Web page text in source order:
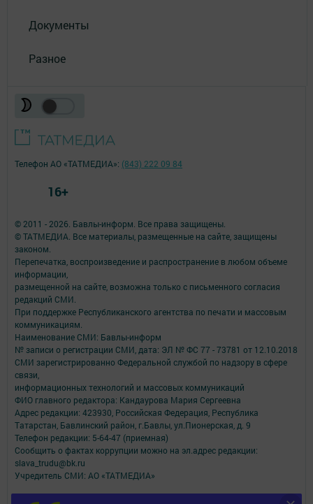
Документы
Разное
© 2011 - 2026. Бавлы-информ. Все права защищены.
© ТАТМЕДИА. Все материалы, размещенные на сайте, защищены
законом.
Перепечатка, воспроизведение и распространение в любом объеме
информации,
размещенной на сайте, возможна только с письменного согласия
редакций СМИ.
При поддержке Республиканского агентства по печати и массовым
коммуникациям.
Наименование СМИ: Бавлы-информ
№ записи о регистрации СМИ, дата: ЭЛ № ФС 77 - 73781 от 12.10.2018
СМИ зарегистрированно Федеральной службой по надзору в сфере
связи,
информационных технологий и массовых коммуникаций
ФИО главного редактора: Кандаурова Мария Сергеевна
Адрес редакции: 423930, Российская Федерация, Республика
Татарстан, Бавлинский район, г.Бавлы, ул.Пионерская, д. 9
Телефон редакции: 5-64-47 (приемная)
Сообщить о фактах коррупции можно на эл.адрес редакции:
slava_trudu@bk.ru
Учредитель СМИ: АО «ТАТМЕДИА»
Антикоррупционная политика
Телефон АО «ТАТМЕДИА»: (843) 222 09 84
16+